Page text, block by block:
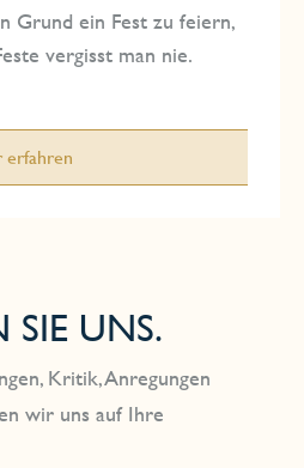
Grund ein Fest zu feiern,
vergisst man nie.
erfahren
SIE UNS.
Kritik, Anregungen
wir uns auf Ihre